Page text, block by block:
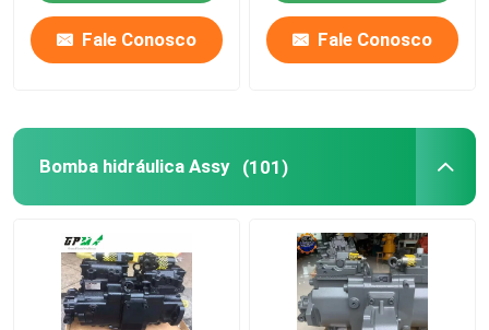
Fale Conosco Fale Conosco
Bomba hidráulica Assy (101)